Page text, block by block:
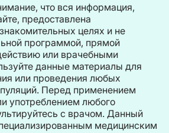
что вся информация,
предоставлена
целях и не
программой, прямой
или врачебными
данные материалы для
или проведения любых
Перед применением
употреблением любого
с врачом. Данный
медицинским